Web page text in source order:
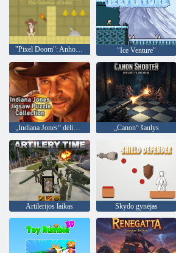
"Pixel Doom": Anho globėjas "Ice Venture"
„Indiana Jones“ dėlionių kolekcija „Canon“ šaulys
Artilerijos laikas Skydo gynėjas